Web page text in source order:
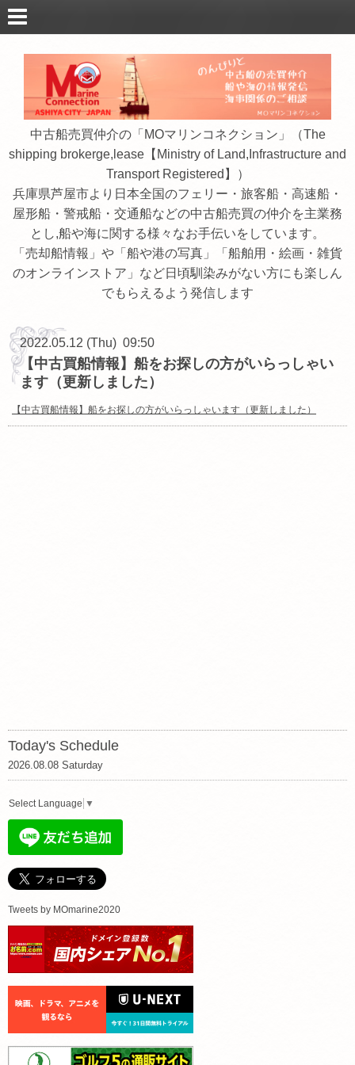
中古船売買仲介の「MOマリンコネクション」（The
shipping brokerge,lease【Ministry of Land,Infrastructure and
Transport Registered】）
兵庫県芦屋市より日本全国のフェリー・旅客船・高速船・
屋形船・警戒船・交通船などの中古船売買の仲介を主業務
とし,船や海に関する様々なお手伝いをしています。
「売却船情報」や「船や港の写真」「船舶用・絵画・雑貨
のオンラインストア」など日頃馴染みがない方にも楽しん
でもらえるよう発信します
2022.05.12 (Thu) 09:50
【中古買船情報】船をお探しの方がいらっしゃい
ます（更新しました）
【中古買船情報】船をお探しの方がいらっしゃいます（更新しました）
Today's Schedule
2026.08.08 Saturday
Select Language ▼
Tweets by MOmarine2020